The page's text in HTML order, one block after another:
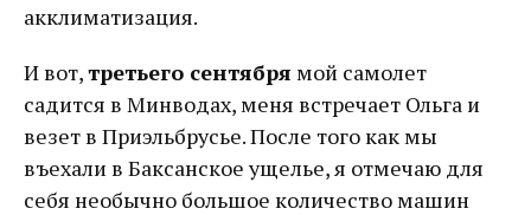
акклиматизация.
И вот,третьего сентября мой самолет
садится в Минводах, меня встречает Ольга и
везет в Приэльбрусье. После того как мы
въехали в Баксанское ущелье, я отмечаю для
себя необычно большое количество машин